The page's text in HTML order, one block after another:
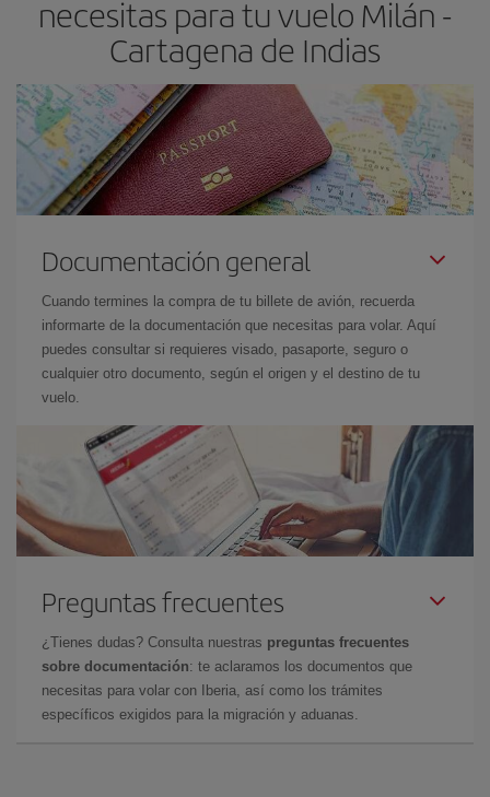
necesitas para tu vuelo Milán -
Cartagena de Indias
Documentación general
Cuando termines la compra de tu billete de avión, recuerda
informarte de la documentación que necesitas para volar. Aquí
puedes consultar si requieres visado, pasaporte, seguro o
cualquier otro documento, según el origen y el destino de tu
vuelo.
Preguntas frecuentes
¿Tienes dudas? Consulta nuestras preguntas frecuentes
sobre documentación: te aclaramos los documentos que
necesitas para volar con Iberia, así como los trámites
específicos exigidos para la migración y aduanas.